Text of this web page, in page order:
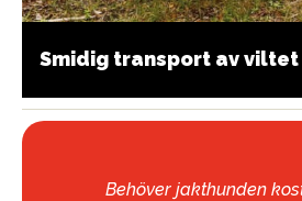
Smidig transport av viltet
Behöver jakthunden